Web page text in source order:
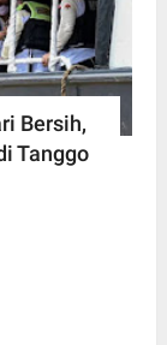
Bersih,
Tanggo